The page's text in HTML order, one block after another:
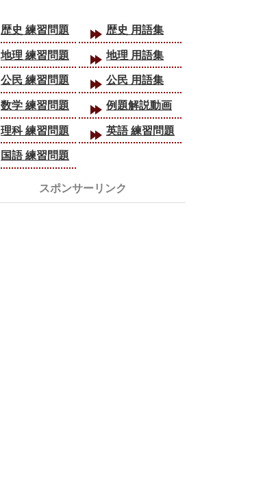
歴史 練習問題 歴史 用語集
地理 練習問題 地理 用語集
公民 練習問題 公民 用語集
数学 練習問題 例題解説動画
理科 練習問題 英語 練習問題
国語 練習問題